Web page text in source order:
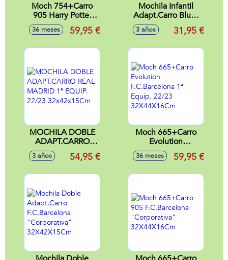
Moch 754+Carro
905 Harry Potter
"Magical"
30X43X14Cm
36 meses 59,95 €
Mochila Infantil
Adapt.Carro Blues
Clues
3 años 31,95 €
MOCHILA DOBLE
ADAPT.CARRO
REAL MADRID 1ª
EQUIP. 22/23
3 años 54,95 €
Moch 665+Carro
Evolution
F.C.Barcelona 1ª
Equip. 22/23
36 meses 59,95 €